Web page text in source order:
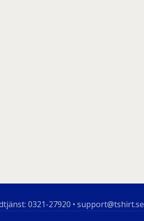
0321-27920 • support@tshirt.se